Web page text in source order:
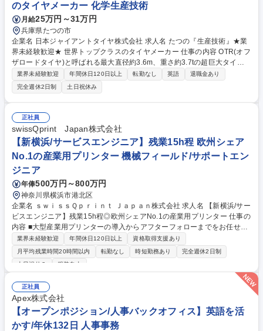
のタイヤメーカー 化学生産技術
月給25万円～31万円
兵庫県たつの市
企業名 日本ジャイアントタイヤ株式会社 求人名 たつの『生産技術』★業
界未経験歓迎★ 世界トップクラスのタイヤメーカー 仕事の内容 OTR(オフ
ザロードタイヤ)と呼ばれる最大直径約3.6m、重さ約3.7tの超巨大タイヤ
を製造している工場にて新製品生産のための検討から既存製品の仕様変
更、スペックの維持等の製品の品質に関わる業務に広く携わります 【新製
品の生産化/既存製品の仕様変更/限定生産業務】親会社から送られてきた
仕様書や配合、工程管理の変更要求に対して工場にあわせたスペックに展
開、試作を行います。また、既存のスペックや工程の見直しを行い、工程
の品質改善・コスト・スクラップ・不具合削減のための改善活動も行いま
す。タイヤ用のゴムのレシピや工程の加工条件(ゴムを練る、部品を作
る、釜で焼く等)の維持管理業務も発生します。 募集職種 たつの『生産技
術』★業界未経験歓迎★ 世界トップクラスのタイヤメーカー
業界未経験歓迎 年間休日120日以上 転勤なし 英語
退職金あり
完全週休2日制
土日祝休み
正社員
swissQprint Japan株式会社
【新横浜/サービスエンジニア】残業15h程 欧州シェア
No.1の産業用プリンター 機械フィールド/サポートエン
ジニア
年俸500万円～800万円
神奈川県横浜市港北区
企業名 ｓｗｉｓｓＱｐｒｉｎｔ Ｊａｐａｎ株式会社 求人名 【新横浜/サー
ビスエンジニア】残業15h程◎欧州シェアNo.1の産業用プリンター 仕事の
内容 ■大型産業用プリンターの導入からアフターフォローまでをお任せし
ます。入社後は製品の研修やOJTなどで徐々にスキルアップいただくので
ご安心ください。現場での知見を活かし、スキルを高める事が可能です。
【詳細】■受注後の客先への設置据置、トレーニング、修繕(建設業務はな
アルの読解で英語を使用しますが、Google翻訳などを活用し、徐々に覚
えていければ問題ありません。※月に10日から15日程は顧客先に出向い
ての実務が発生します※将来的にアジア・パシフィック地域の代理店への
出張を含むサポートが発生します。 募集職種 【新横浜/サービスエンジニ
ア】残業15h程◎欧州シェアNo.1の産業用プリンター
業界未経験歓迎 年間休日120日以上
資格取得支援あり
月平均残業時間20時間以内
転勤なし 時短勤務あり
完全週休2日制
土日祝休み
服装自由
正社員
Apex株式会社
【オープンポジション/人事バックオフィス】英語を活
かす/年休132日 人事事務